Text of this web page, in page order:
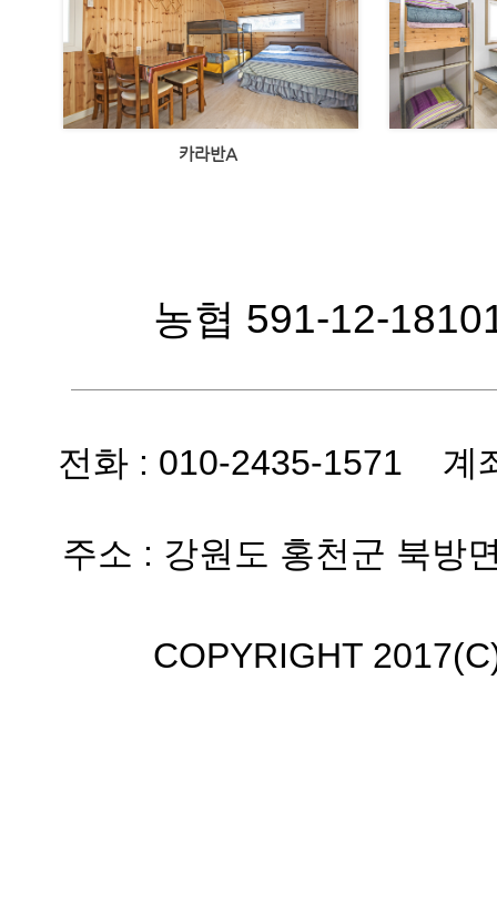
카라반A
농협 591-12-
전화 : 010-2435-1571 계
주소 : 강원도 홍천군 북방
COPYRIGHT